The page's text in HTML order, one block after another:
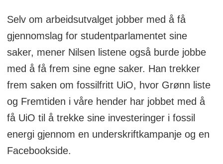
Selv om arbeidsutvalget jobber med å få
gjennomslag for studentparlamentet sine
saker, mener Nilsen listene også burde jobbe
med å få frem sine egne saker. Han trekker
frem saken om fossilfritt UiO, hvor Grønn liste
og Fremtiden i våre hender har jobbet med å
få UiO til å trekke sine investeringer i fossil
energi gjennom en underskriftkampanje og en
Facebookside.